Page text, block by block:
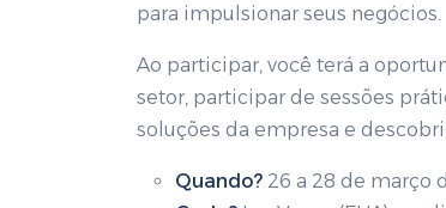
para impulsionar seus negócios.
Ao participar, você terá a
setor, participar de sessões
soluções da empresa e
Quando? 26 a 28 de março